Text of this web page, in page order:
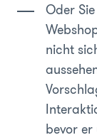
Oder
nicht
bevor